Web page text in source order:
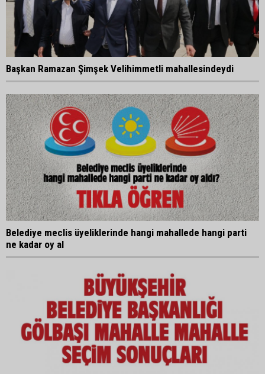
Başkan Ramazan Şimşek Velihimmetli mahallesindeydi
Belediye meclis üyeliklerinde hangi mahallede hangi parti
ne kadar oy al